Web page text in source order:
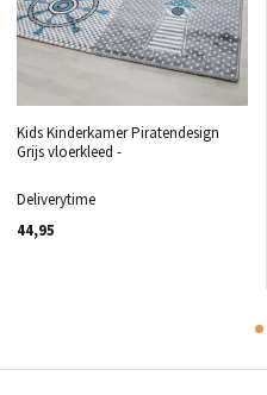
Kids Kinderkamer Piratendesign
Grijs vloerkleed -
Deliverytime
44,95